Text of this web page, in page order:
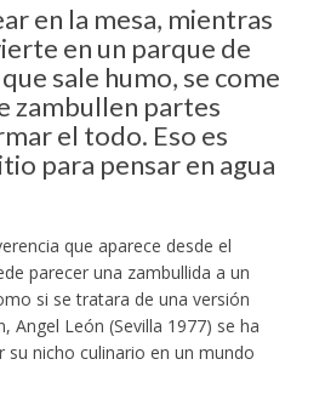
en la mesa, mientras
en un parque de
sale humo, se come
zambullen partes
el todo. Eso es
para pensar en agua
que aparece desde el
parecer una zambullida a un
si se tratara de una versión
Angel León (Sevilla 1977) se ha
nicho culinario en un mundo